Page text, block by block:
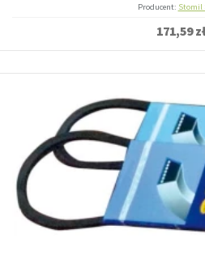
Producent: Stomil
171,59